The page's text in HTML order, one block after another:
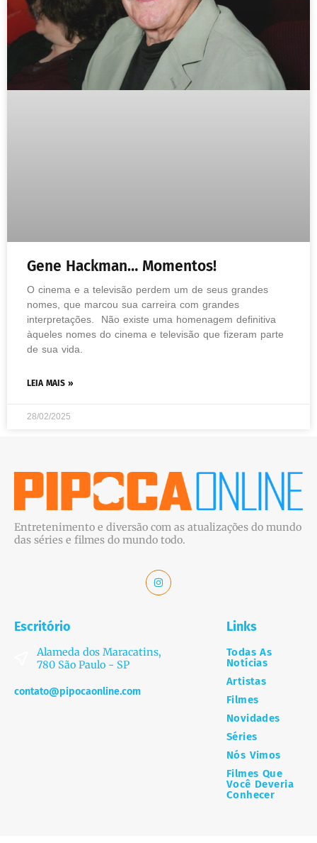
Gene Hackman… Momentos!
O cinema e a televisão perdem um de seus grandes
nomes, que marcou sua carreira com grandes
interpretações. Não existe uma homenagem definitiva
àqueles nomes do cinema e televisão que fizeram parte
de sua vida.
LEIA MAIS »
28/02/2025
Entretenimento e diversão com as atualizações do mundo
das séries e filmes do mundo todo.
Escritório
Alameda dos Maracatins,
780 São Paulo - SP
contato@pipocaonline.com
Links
Todas As
Notícias
Artistas
Filmes
Novidades
Séries
Nós Vimos
Filmes Que
Você Deveria
Conhecer